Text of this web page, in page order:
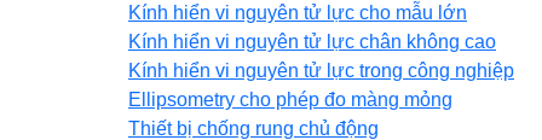
Kính hiển vi nguyên tử lực cho mẫu lớn
Kính hiển vi nguyên tử lực chân không cao
Kính hiển vi nguyên tử lực trong công nghiệp
Ellipsometry cho phép đo màng mỏng
Thiết bị chống rung chủ động